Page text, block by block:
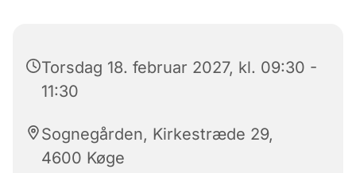
Torsdag 18. februar 2027, kl. 09:30 -
11:30
Sognegården, Kirkestræde 29,
4600 Køge